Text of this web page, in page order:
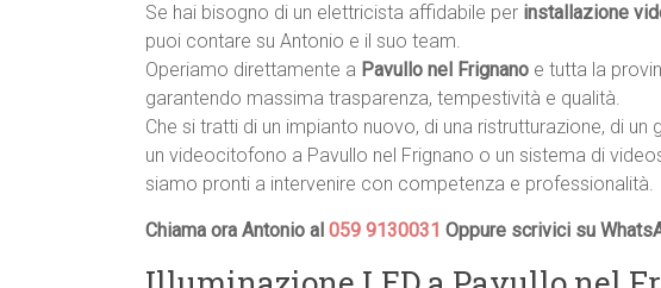
Se hai bisogno di un elettricista affidabile per installazione
puoi contare su Antonio e il suo team.
Operiamo direttamente a Pavullo nel Frignano e tutta la
garantendo massima trasparenza, tempestività e qualità.
Che si tratti di un impianto nuovo, di una ristrutturazione, di un
un videocitofono a Pavullo nel Frignano o un sistema di
siamo pronti a intervenire con competenza e professionalità.
Chiama ora Antonio al 059 9130031 Oppure scrivici su